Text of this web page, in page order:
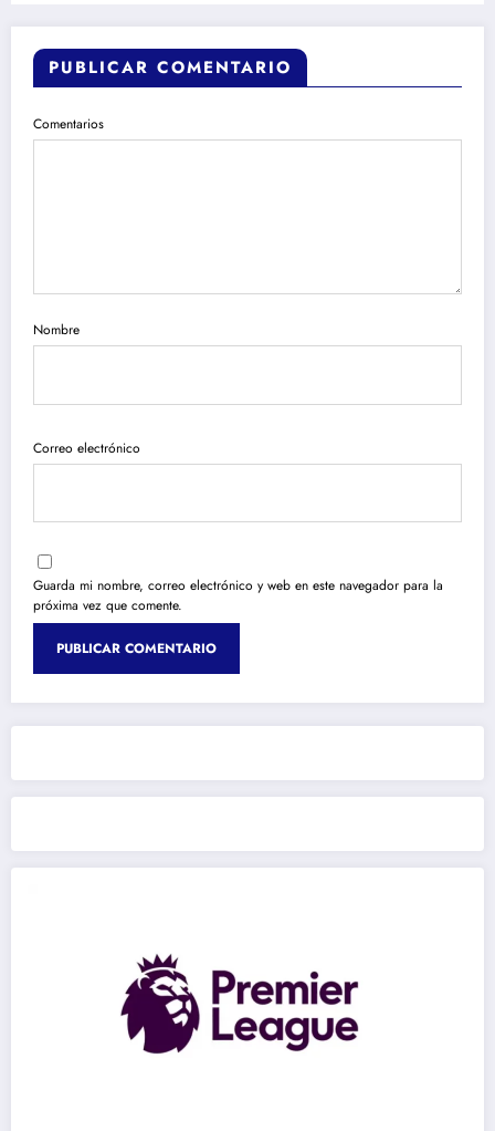
PUBLICAR COMENTARIO
Comentarios
Nombre
Correo electrónico
Guarda mi nombre, correo electrónico y web en este navegador para la
próxima vez que comente.